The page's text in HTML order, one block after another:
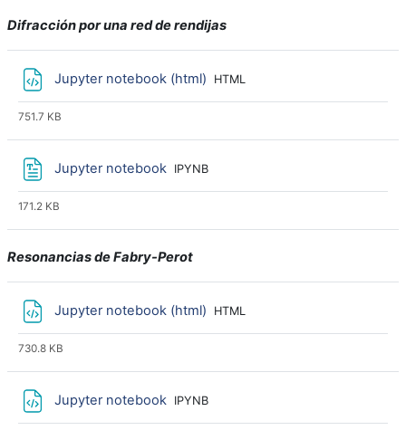
Difracción por una red de rendijas
Jupyter notebook (html) Archivo
HTML
751.7 KB
Jupyter notebook Archivo
IPYNB
171.2 KB
Resonancias de Fabry-Perot
Jupyter notebook (html) Archivo
HTML
730.8 KB
Jupyter notebook Archivo
IPYNB